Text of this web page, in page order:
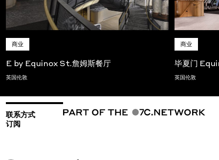
商业
E by Equinox St.詹姆斯餐厅
英国伦敦
商业
毕夏门
英国伦敦
联系方式
订阅